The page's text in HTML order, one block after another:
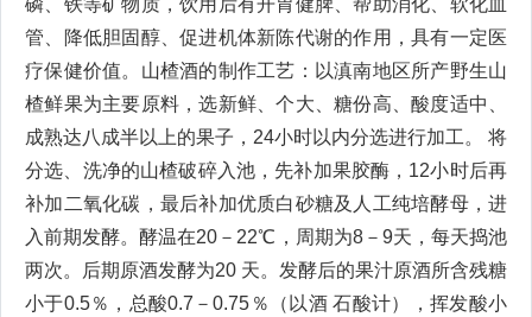
管、降低胆固醇、促进机体新陈代谢的作用，具有一定医
疗保健价值。山楂酒的制作工艺：以滇南地区所产野生山
楂鲜果为主要原料，选新鲜、个大、糖份高、酸度适中、
成熟达八成半以上的果子，24小时以内分选进行加工。 将
分选、洗净的山楂破碎入池，先补加果胶酶，12小时后再
补加二氧化碳，最后补加优质白砂糖及人工纯培酵母，进
入前期发酵。酵温在20－22℃，周期为8－9天，每天捣池
两次。后期原酒发酵为20 天。发酵后的果汁原酒所含残糖
小于0.5％，总酸0.7－0.75％（以酒 石酸计），挥发酸小